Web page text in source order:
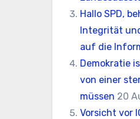
Hallo SPD,
Integrität
auf die
Demokratie
von einer
müssen 20
Vorsicht vor